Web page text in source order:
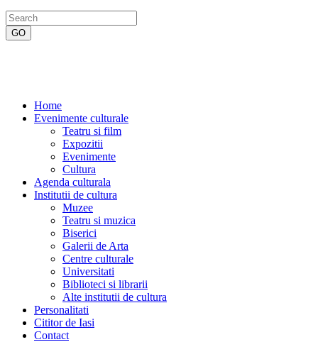
Home
Evenimente culturale
Teatru si film
Expozitii
Evenimente
Cultura
Agenda culturala
Institutii de cultura
Muzee
Teatru si muzica
Biserici
Galerii de Arta
Centre culturale
Universitati
Biblioteci si librarii
Alte institutii de cultura
Personalitati
Cititor de Iasi
Contact